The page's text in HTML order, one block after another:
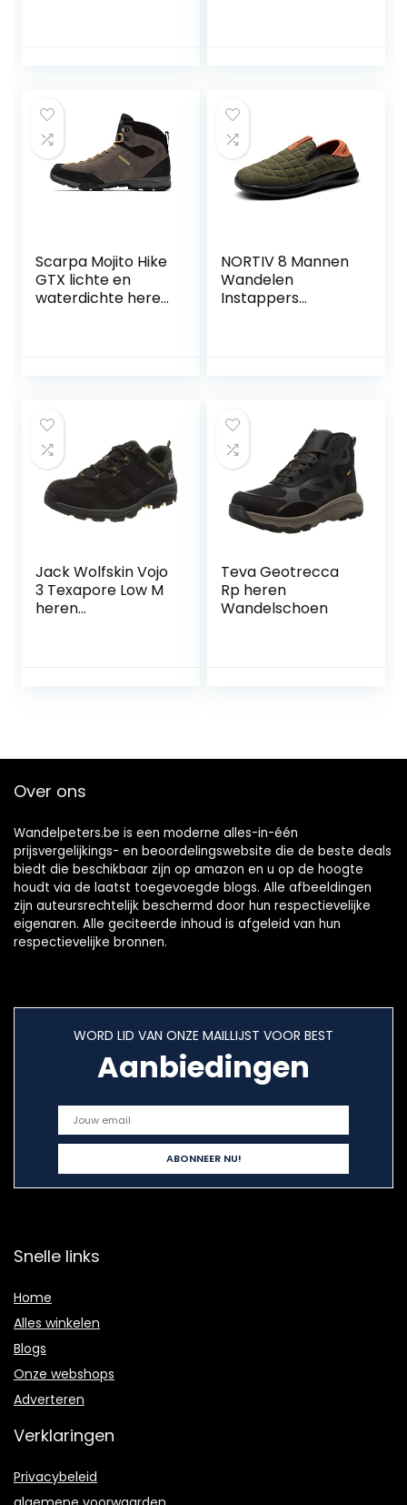
Scarpa Mojito Hike
GTX lichte en
waterdichte heren
NORTIV 8 Mannen
Wandelen
Instappers
Jack Wolfskin Vojo
3 Texapore Low M
heren
Teva Geotrecca
Rp heren
Wandelschoen
Over ons
Wandelpeters.be is een moderne alles-in-één
prijsvergelijkings- en beoordelingswebsite die de beste deals
biedt die beschikbaar zijn op amazon en u op de hoogte
houdt via de laatst toegevoegde blogs. Alle afbeeldingen
zijn auteursrechtelijk beschermd door hun respectievelijke
eigenaren. Alle geciteerde inhoud is afgeleid van hun
respectievelijke bronnen.
WORD LID VAN ONZE MAILLIJST VOOR BEST
Aanbiedingen
Snelle links
Home
Alles winkelen
Blogs
Onze webshops
Adverteren
Verklaringen
Privacybeleid